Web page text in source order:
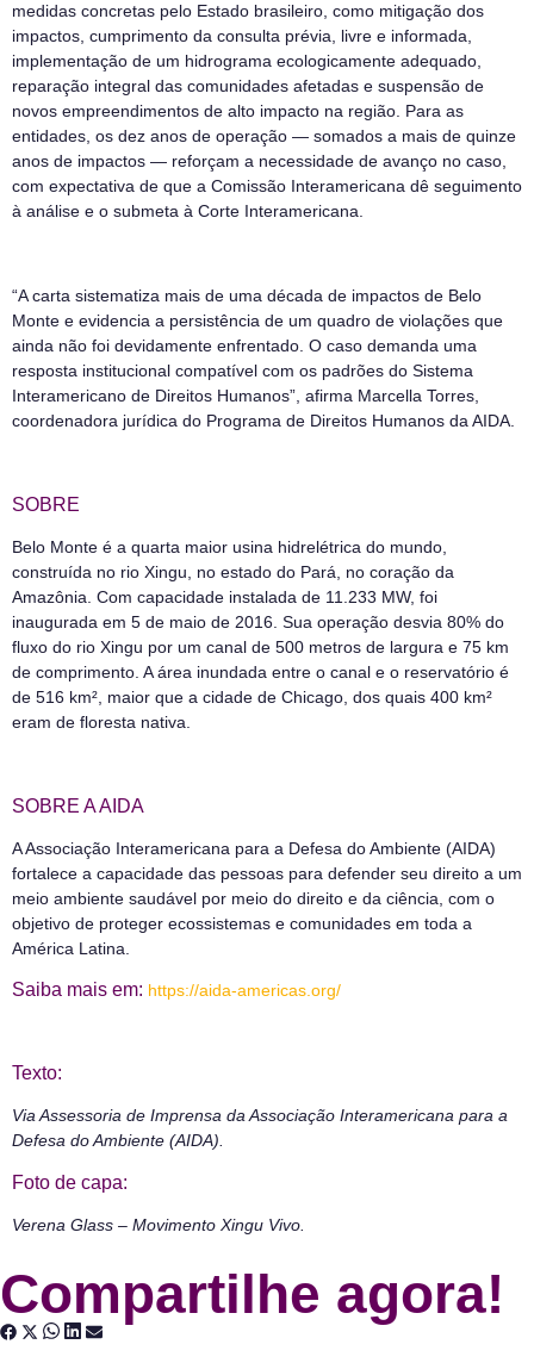
medidas concretas pelo Estado brasileiro, como mitigação dos
impactos, cumprimento da consulta prévia, livre e informada,
implementação de um hidrograma ecologicamente adequado,
reparação integral das comunidades afetadas e suspensão de
novos empreendimentos de alto impacto na região. Para as
entidades, os dez anos de operação — somados a mais de quinze
anos de impactos — reforçam a necessidade de avanço no caso,
com expectativa de que a Comissão Interamericana dê seguimento
à análise e o submeta à Corte Interamericana.
“A carta sistematiza mais de uma década de impactos de Belo
Monte e evidencia a persistência de um quadro de violações que
ainda não foi devidamente enfrentado. O caso demanda uma
resposta institucional compatível com os padrões do Sistema
Interamericano de Direitos Humanos”, afirma Marcella Torres,
coordenadora jurídica do Programa de Direitos Humanos da AIDA.
SOBRE
Belo Monte é a quarta maior usina hidrelétrica do mundo,
construída no rio Xingu, no estado do Pará, no coração da
Amazônia. Com capacidade instalada de 11.233 MW, foi
inaugurada em 5 de maio de 2016. Sua operação desvia 80% do
fluxo do rio Xingu por um canal de 500 metros de largura e 75 km
de comprimento. A área inundada entre o canal e o reservatório é
de 516 km², maior que a cidade de Chicago, dos quais 400 km²
eram de floresta nativa.
SOBRE A AIDA
A Associação Interamericana para a Defesa do Ambiente (AIDA)
fortalece a capacidade das pessoas para defender seu direito a um
meio ambiente saudável por meio do direito e da ciência, com o
objetivo de proteger ecossistemas e comunidades em toda a
América Latina.
Saiba mais em: https://aida-americas.org/
Texto:
Via Assessoria de Imprensa da Associação Interamericana para a
Defesa do Ambiente (AIDA).
Foto de capa:
Verena Glass – Movimento Xingu Vivo.
Compartilhe agora!